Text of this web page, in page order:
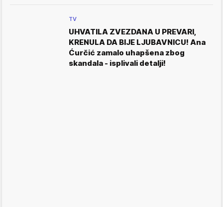
TV
UHVATILA ZVEZDANA U PREVARI,
KRENULA DA BIJE LJUBAVNICU! Ana
Ćurčić zamalo uhapšena zbog
skandala - isplivali detalji!